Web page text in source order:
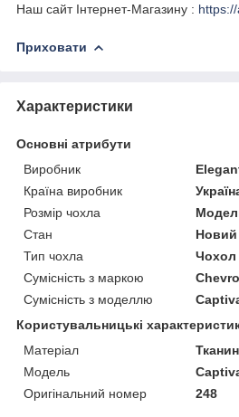
Наш сайт Інтернет-Магазину :
Приховати
Характеристики
Основні атрибути
Виробник
Країна виробник
Розмір чохла
Стан
Новий
Тип чохла
Чохол
Сумісність з маркою
Сумісність з моделлю
Користувальницькі
Матеріал
Модель
Оригінальний номер
248